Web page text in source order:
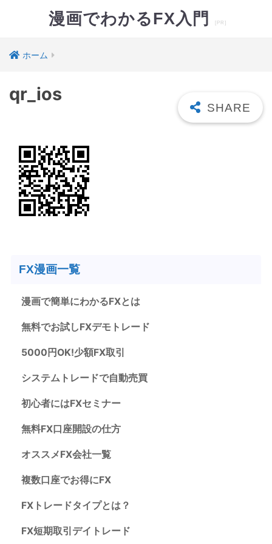
漫画でわかるFX入門
ホーム
qr_ios
FX漫画一覧
漫画で簡単にわかるFXとは
無料でお試しFXデモトレード
5000円OK!少額FX取引
システムトレードで自動売買
初心者にはFXセミナー
無料FX口座開設の仕方
オススメFX会社一覧
複数口座でお得にFX
FXトレードタイプとは？
FX短期取引デイトレード